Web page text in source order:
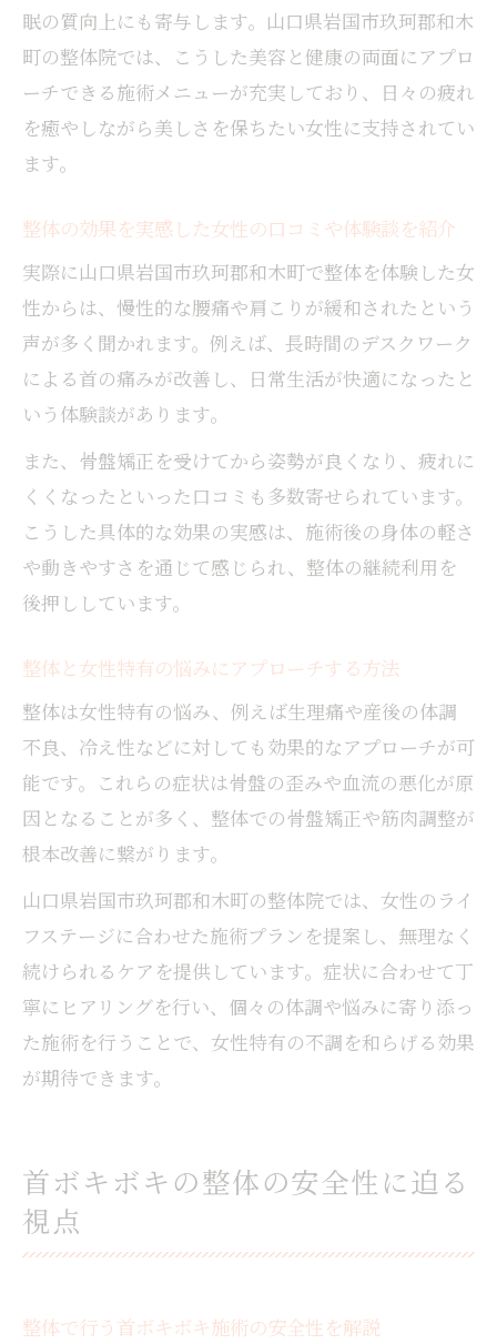
眠の質向上にも寄与します。山口県岩国市玖珂郡和木
町の整体院では、こうした美容と健康の両面にアプロ
ーチできる施術メニューが充実しており、日々の疲れ
を癒やしながら美しさを保ちたい女性に支持されてい
ます。
整体の効果を実感した女性の口コミや体験談を紹介
実際に山口県岩国市玖珂郡和木町で整体を体験した女
性からは、慢性的な腰痛や肩こりが緩和されたという
声が多く聞かれます。例えば、長時間のデスクワーク
による首の痛みが改善し、日常生活が快適になったと
いう体験談があります。
また、骨盤矯正を受けてから姿勢が良くなり、疲れに
くくなったといった口コミも多数寄せられています。
こうした具体的な効果の実感は、施術後の身体の軽さ
や動きやすさを通じて感じられ、整体の継続利用を
後押ししています。
整体と女性特有の悩みにアプローチする方法
整体は女性特有の悩み、例えば生理痛や産後の体調
不良、冷え性などに対しても効果的なアプローチが可
能です。これらの症状は骨盤の歪みや血流の悪化が原
因となることが多く、整体での骨盤矯正や筋肉調整が
根本改善に繋がります。
山口県岩国市玖珂郡和木町の整体院では、女性のライ
フステージに合わせた施術プランを提案し、無理なく
続けられるケアを提供しています。症状に合わせて丁
寧にヒアリングを行い、個々の体調や悩みに寄り添っ
た施術を行うことで、女性特有の不調を和らげる効果
が期待できます。
首ボキボキの整体の安全性に迫る
視点
整体で行う首ボキボキ施術の安全性を解説